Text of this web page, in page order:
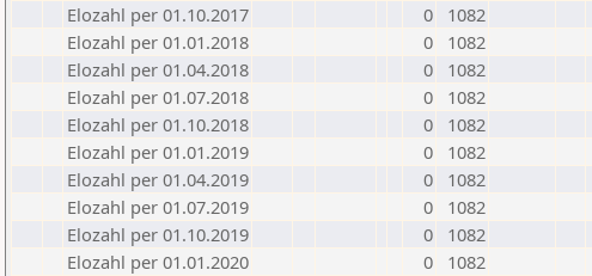
Elozahl per 01.10.2017
0
1082
Elozahl per 01.01.2018
0
1082
Elozahl per 01.04.2018
0
1082
Elozahl per 01.07.2018
0
1082
Elozahl per 01.10.2018
0
1082
Elozahl per 01.01.2019
0
1082
Elozahl per 01.04.2019
0
1082
Elozahl per 01.07.2019
0
1082
Elozahl per 01.10.2019
0
1082
Elozahl per 01.01.2020
0
1082